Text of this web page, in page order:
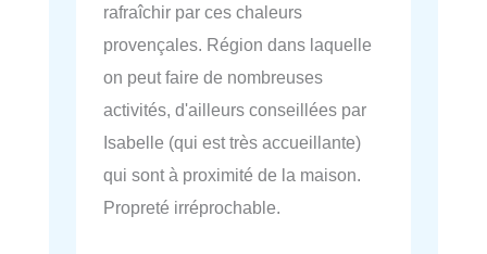
rafraîchir par ces chaleurs
provençales. Région dans laquelle
on peut faire de nombreuses
activités, d'ailleurs conseillées par
Isabelle (qui est très accueillante)
qui sont à proximité de la maison.
Propreté irréprochable.